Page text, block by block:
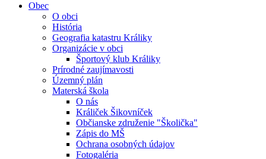
Obec
O obci
História
Geografia katastru Králiky
Organizácie v obci
Športový klub Králiky
Prírodné zaujímavosti
Územný plán
Materská škola
O nás
Králiček Šikovníček
Občianske združenie "Školička"
Zápis do MŠ
Ochrana osobných údajov
Fotogaléria